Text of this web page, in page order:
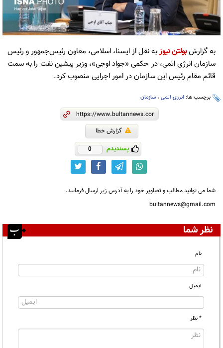
به گزارشبولتن نیوزبه نقل از ایسنا، اسلامی، معاون رئیس‌جمهور و رئیس
سازمان انرژی اتمی، در حکمی «جواد اوجی»، وزیر پیشین نفت را به سمت
قائم مقام رئیس این سازمان در امور اجرایی منصوب کرد.
برچسب ها: انرزی اتمی ، سازمان
گزارش خطا
پسندیدم 0
شما می توانید مطالب و تصاویر خود را به آدرس زیر ارسال فرمایید.
bultannews@gmail.com
نظر شما
نام
ایمیل
* نظر